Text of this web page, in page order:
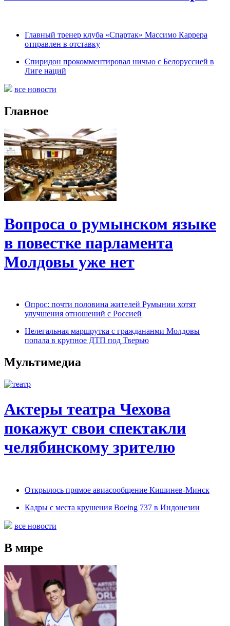
Главный тренер клуба «Спартак» Массимо Каррера
отправлен в отставку
Спиридон прокомментировал ничью с Белоруссией в
Лиге наций
все новости
Главное
Вопроса о румынском языке
в повестке парламента
Молдовы уже нет
Опрос: почти половина жителей Румынии хотят
улучшения отношений с Россией
Нелегальная маршрутка с граждананми Молдовы
попала в крупное ДТП под Тверью
Мультимедиа
Актеры театра Чехова
покажут свои спектакли
челябинскому зрителю
Открылось прямое авиасообщение Кишинев-Минск
Кадры с места крушения Boeing 737 в Индонезии
все новости
В мире